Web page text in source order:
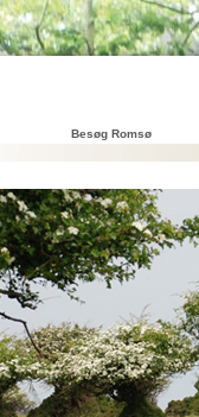
Besøg Romsø